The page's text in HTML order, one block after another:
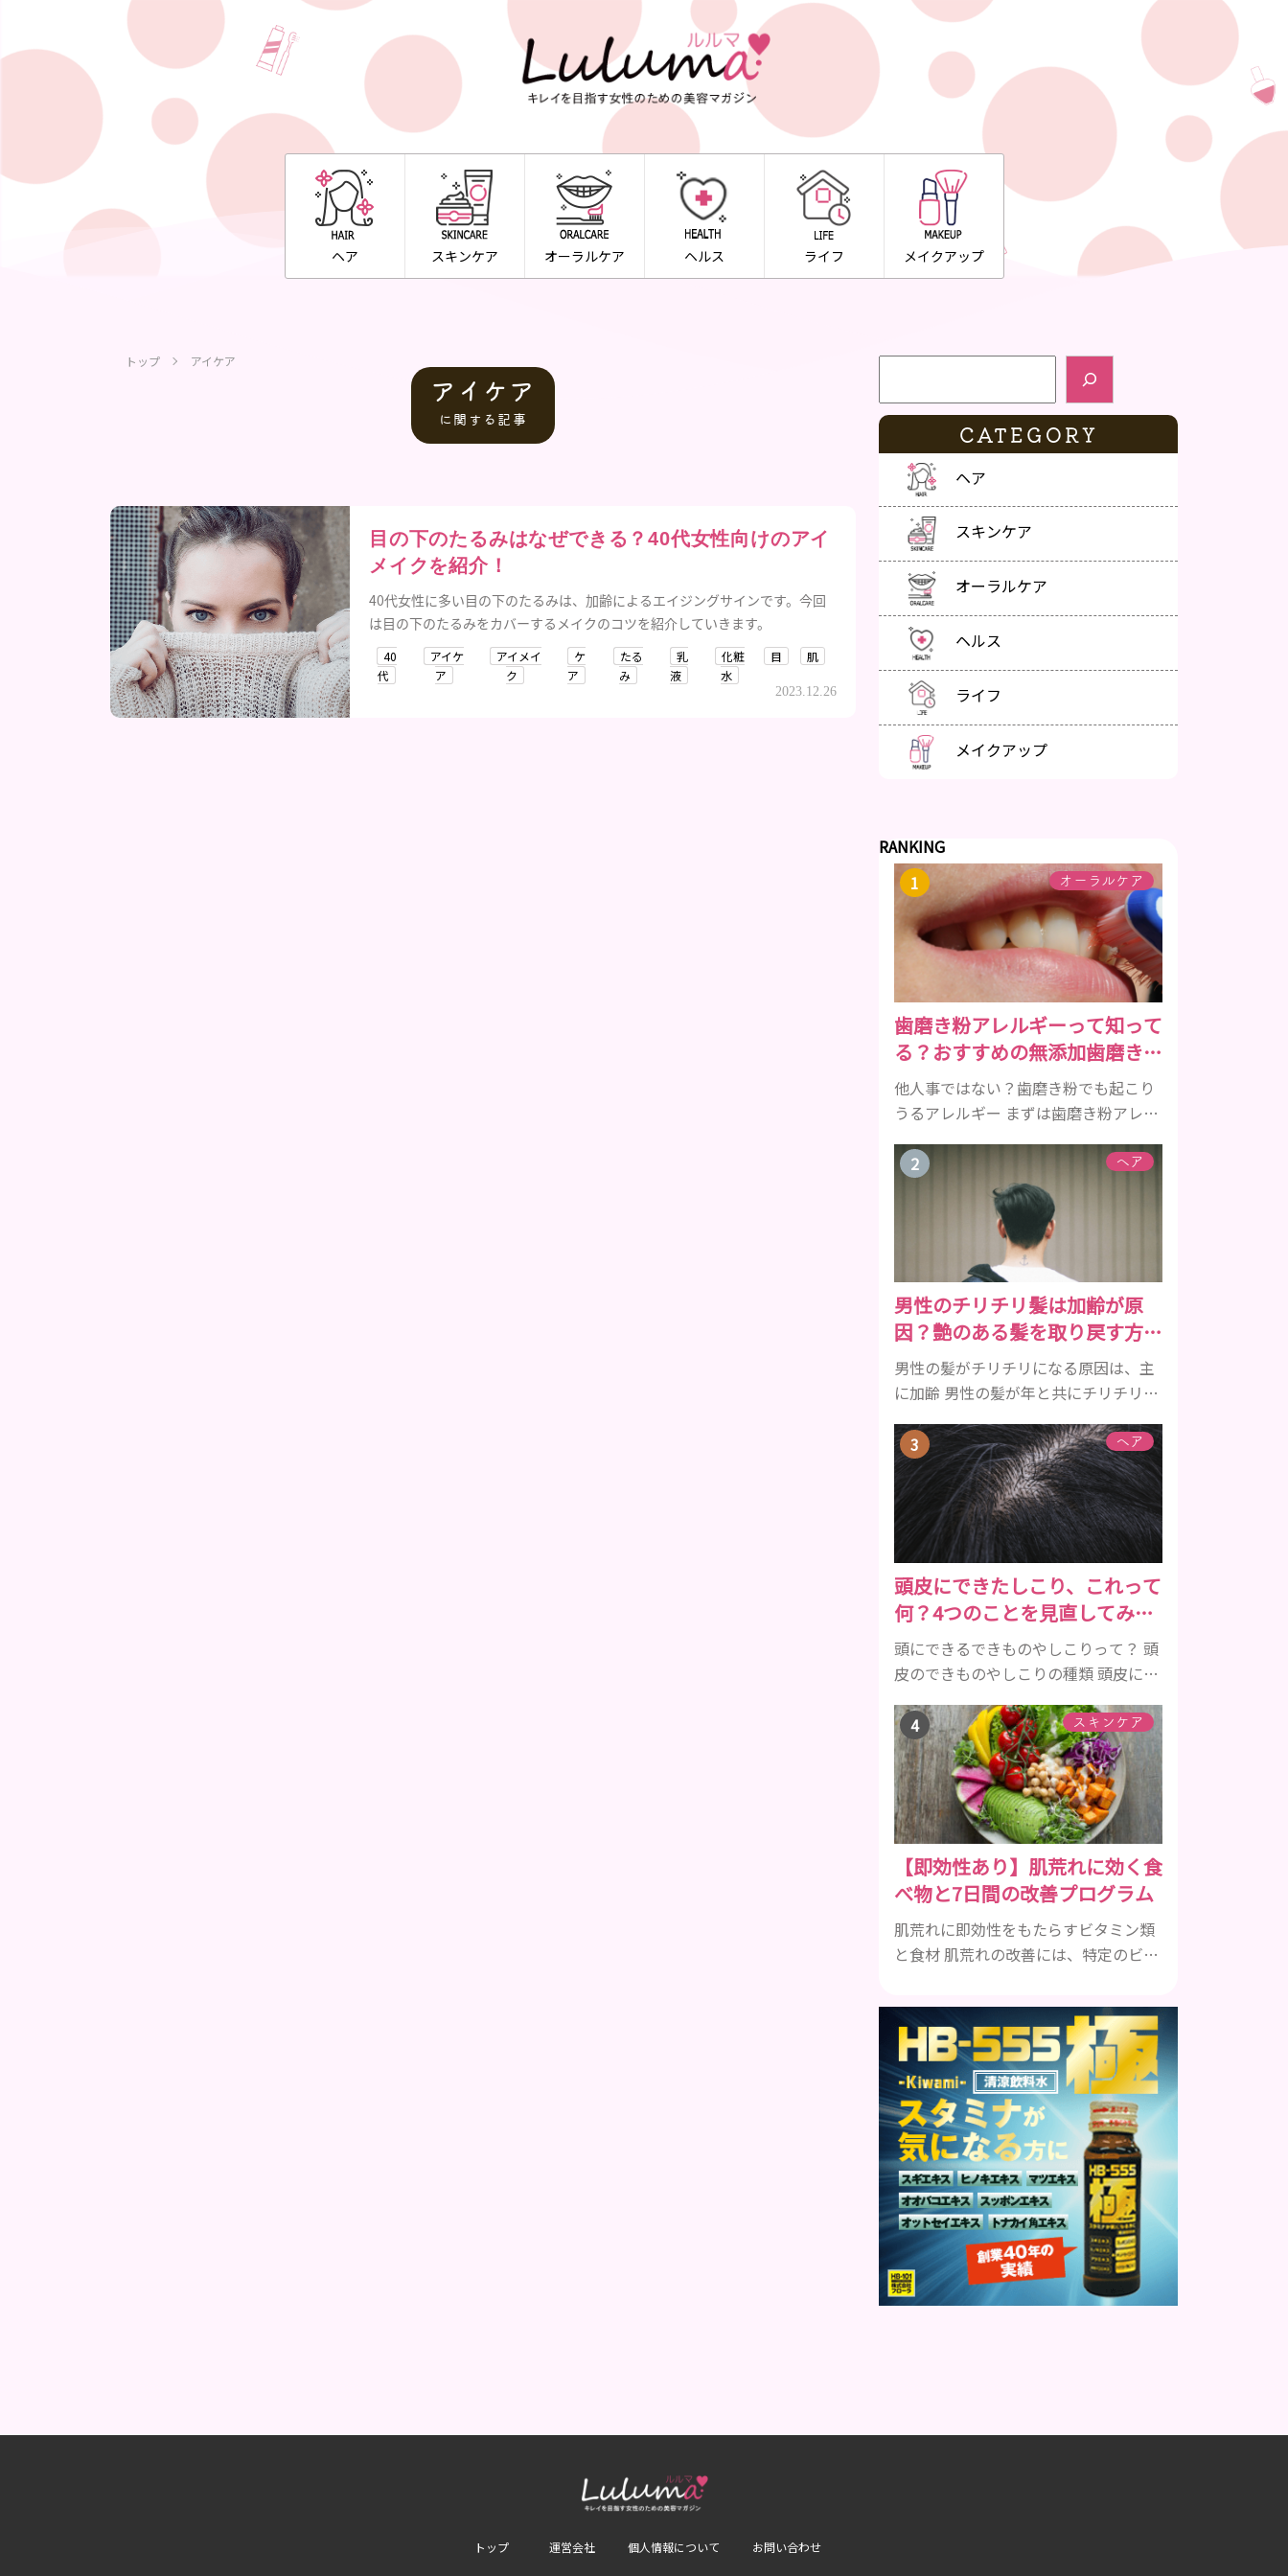
ヘア スキンケア オーラルケア ヘルス ライフ メイクアップ
トップ アイケア
アイケア
に関する記事
目の下のたるみはなぜできる？40代女性向けのアイ
メイクを紹介！
40代女性に多い目の下のたるみは、加齢によるエイジングサインです。今回
は目の下のたるみをカバーするメイクのコツを紹介していきます。
40
代
アイケ
ア
アイメイ
ク
ケ
ア
たる
み
乳
液
化粧
水
目 肌
2023.12.26
検索
CATEGORY
ヘア
スキンケア
オーラルケア
ヘルス
ライフ
メイクアップ
RANKING
オーラルケア
歯磨き粉アレルギーって知って
る？おすすめの無添加歯磨き粉
をご紹介
他人事ではない？歯磨き粉でも起こり
うるアレルギー まずは歯磨き粉アレル
ーの症状を解説しますね。 歯磨き粉に
含まれるアレルギーを起こすおそれの
ある成分 まず、普段お使いの歯磨き粉
に含まれているどの成分にアレルギー
を引き起こすおそれがあるのかを説明
しますね。 •フッ素･･･歯の表面のエナ
メルを守り強くしたり、虫歯と防ぐ働
きを持つ成分 •香味料 ･･･歯磨き粉の風
味や爽...
ヘア
男性のチリチリ髪は加齢が原
因？艶のある髪を取り戻す方法
をご紹介
男性の髪がチリチリになる原因は、主
に加齢 男性の髪が年と共にチリチリに
い頃はしっかりとボリュームがあり、
髪にツヤがあった男性も、いつのまに
か髪がチリチリでペタンとするように
なったと感じる人もいるでしょう。特
に大人の男性としての魅力が出てくる
40代以降の男性に悩んでいる人が多い
傾向があります。 髪が生え変わるサイ
クルは、年齢と共に乱れていきます。
髪が太くならないま...
ヘア
頭皮にできたしこり、これって
何？4つのことを見直してみよ
う！
頭にできるできものやしこりって？ 頭
皮のできものやしこりの種類 頭皮にで
して一種類ではありません。人によっ
ても違いますし、症状や種類によって
も違います。まずはどんな病気なの
か、よりも、どんな種類のできものや
しこりがあるのかを解説いきましょ
う。 水疱 ご存知の方もいらっしゃるか
と思いますが、すいほう、と読みま
す。これは表皮や表皮下にできるもの
です。表皮は0.2mmほ...
スキンケア
【即効性あり】肌荒れに効く食
べ物と7日間の改善プログラム
肌荒れに即効性をもたらすビタミン類
と食材 肌荒れの改善には、特定のビタ
す。ビタミンA、B群、C、Eは肌の回復
力を高め、荒れた肌を内側から修復す
る栄養素です。 ビタミンA：レバー、
人参、ほうれん草など レバー、人参、
ほうれん草などに含まれるビタミンA
は、肌のターンオーバーを正常化し、
肌荒れを素早く修復します。特にレバ
ーは吸収率の高いレチノールを含み、
即効性が期待でき...
トップ 運営会社 個人情報について お問い合わせ